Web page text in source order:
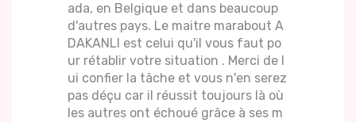
ada, en Belgique et dans beaucoup
d'autres pays. Le maitre marabout A
DAKANLI est celui qu'il vous faut po
ur rétablir votre situation . Merci de l
ui confier la tâche et vous n'en serez
pas déçu car il réussit toujours là où
les autres ont échoué grâce à ses m